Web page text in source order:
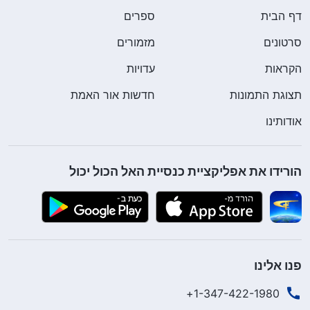
האל גרמו לי להבין שחיי נמצאים בידי האל, ושכל עוד
על האופן שבו אלוהים הגן עליי לאורך כל הדרך, ועל
האופן שבו נהניתי כל כך מאהבת האל. חשבתי גם על כך
שהמצב שאני נמצאת בו כעת היה דרכו של אלוהים
לבחון את נאמנותי ואהבתי, ושזוהי הזדמנות עבורי לגמול
לאלוהים על אהבתו. השדים עינו אותי כך כדי להשיג את
מטרתם הבזויה – לגרום לי לבגוד באלוהים; אבל אני
אהיה נחושה ולא אוותר. גם אם הם יענו אותי עד מוות,
איש קריות רק כדי שאוכל לחיות חיים בזויים. לא אתן
למעשיי לנחם את ליבו! דברי האל הכניסו בי כוח בלתי
דף הבית
ספרים
סרטונים
מזמורים
הקראות
עדויות
תצוגת התמונות
חדשות אור האמת
אודותינו
הורידו את אפליקציית כנסיית האל הכול יכול
פנו אלינו
1-347-422-1980+